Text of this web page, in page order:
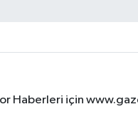
Haberleri için